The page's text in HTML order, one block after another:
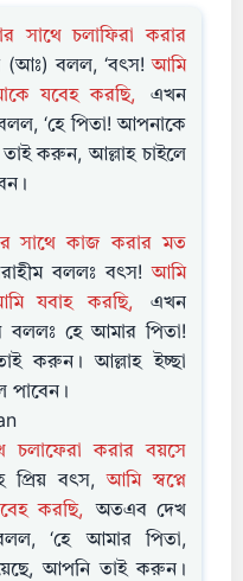
সাথে চলাফিরা করার
(আঃ) বলল, ‘বৎস! আমি
যবেহ করছি,
এখন
‘হে পিতা! আপনাকে
করুন, আল্লাহ চাইলে
সাথে কাজ করার মত
বললঃ বৎস! আমি
যবাহ করছি,
এখন
হে আমার পিতা!
করুন। আল্লাহ ইচ্ছা
পাবেন।
চলাফেরা করার বয়সে
বৎস, আমি স্বপ্নে
করছি,
অতএব দেখ
‘হে আমার পিতা,
আপনি তাই করুন।